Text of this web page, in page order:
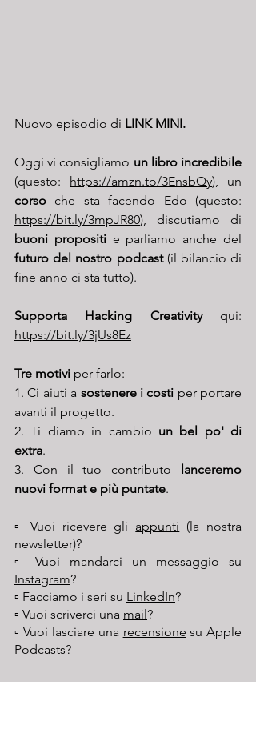
Nuovo episodio di LINK MINI.
Oggi vi consigliamo
(questo: https://amzn.to/3EnsbQy
corso
https://bit.ly/3mpJR80
buoni propositi
futuro del nostro podcast (il bilancio di
fine anno ci sta tutto).
Supporta Hacking Creativity
https://bit.ly/3jUs8Ez
Tre motivi per farlo:
1. Ci aiuti a sostenere i costi per portare
avanti il progetto.
2. Ti diamo in cambio un bel po' di
extra.
3. Con il tuo contributo lanceremo
nuovi format e più puntate.
▫️ Vuoi ricevere gli appunti (la nostra
newsletter)?
Instagram?
▫️ Facciamo i seri su LinkedIn?
▫️ Vuoi scriverci una mail?
▫️ Vuoi lasciare una recensione su Apple
Podcasts?